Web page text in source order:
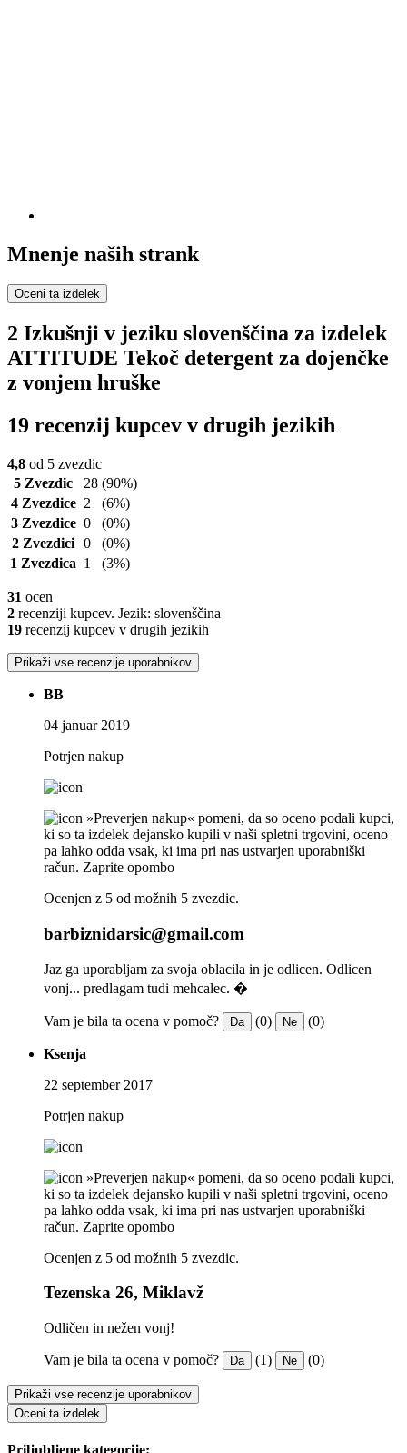
Mnenje naših strank
Oceni ta izdelek
2 Izkušnji v jeziku slovenščina za izdelek
ATTITUDE Tekoč detergent za dojenčke
z vonjem hruške
19 recenzij kupcev v drugih jezikih
4,8 od 5 zvezdic
5 Zvezdic
28 (90%)
4 Zvezdice 2
(6%)
3 Zvezdice 0
(0%)
2 Zvezdici 0
(0%)
1 Zvezdica 1 (3%)
31 ocen
2 recenziji kupcev. Jezik: slovenščina
19 recenzij kupcev v drugih jezikih
Prikaži vse recenzije uporabnikov
BB
04 januar 2019
Potrjen nakup
»Preverjen nakup« pomeni, da so oceno podali kupci,
ki so ta izdelek dejansko kupili v naši spletni trgovini, oceno
pa lahko odda vsak, ki ima pri nas ustvarjen uporabniški
račun. Zaprite opombo
Ocenjen z 5 od možnih 5 zvezdic.
barbiznidarsic@gmail.com
Jaz ga uporabljam za svoja oblacila in je odlicen. Odlicen
vonj... predlagam tudi mehcalec. �
Vam je bila ta ocena v pomoč? Da (0) Ne (0)
Ksenja
22 september 2017
Potrjen nakup
»Preverjen nakup« pomeni, da so oceno podali kupci,
ki so ta izdelek dejansko kupili v naši spletni trgovini, oceno
pa lahko odda vsak, ki ima pri nas ustvarjen uporabniški
račun. Zaprite opombo
Ocenjen z 5 od možnih 5 zvezdic.
Tezenska 26, Miklavž
Odličen in nežen vonj!
Vam je bila ta ocena v pomoč? Da (1) Ne (0)
Prikaži vse recenzije uporabnikov
Oceni ta izdelek